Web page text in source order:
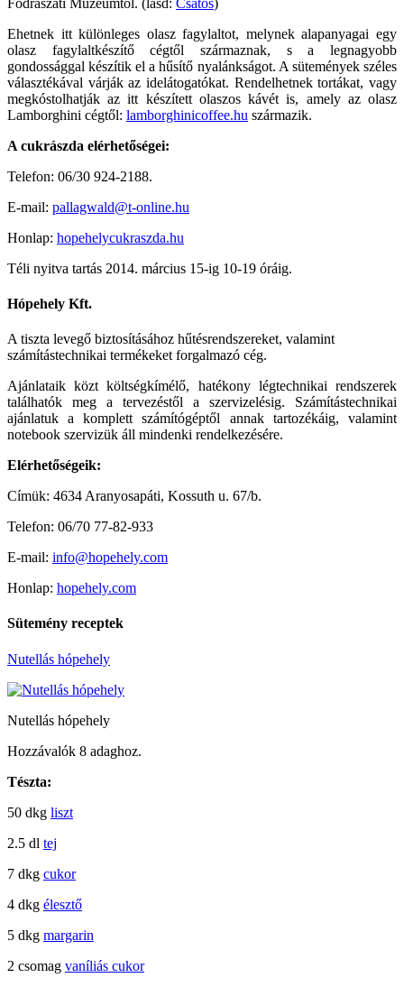
Ehetnek itt különleges olasz fagylaltot, melynek alapanyagai egy
olasz fagylaltkészítő cégtől származnak, s a legnagyobb
gondossággal készítik el a hűsítő nyalánkságot. A sütemények széles
választékával várják az idelátogatókat. Rendelhetnek tortákat, vagy
megkóstolhatják az itt készített olaszos kávét is, amely az olasz
Lamborghini cégtől: lamborghinicoffee.hu származik.
A cukrászda elérhetőségei:
Telefon: 06/30 924-2188.
E-mail: pallagwald@t-online.hu
Honlap: hopehelycukraszda.hu
Téli nyitva tartás 2014. március 15-ig 10-19 óráig.
Hópehely Kft.
A tiszta levegő biztosításához hűtésrendszereket, valamint
számítástechnikai termékeket forgalmazó cég.
Ajánlataik közt költségkímélő, hatékony légtechnikai rendszerek
találhatók meg a tervezéstől a szervizelésig. Számítástechnikai
ajánlatuk a komplett számítógéptől annak tartozékáig, valamint
notebook szervizük áll mindenki rendelkezésére.
Elérhetőségeik:
Címük: 4634 Aranyosapáti, Kossuth u. 67/b.
Telefon: 06/70 77-82-933
E-mail: info@hopehely.com
Honlap: hopehely.com
Sütemény receptek
Nutellás hópehely
Nutellás hópehely
Hozzávalók 8 adaghoz.
Tészta:
50 dkg liszt
2.5 dl tej
7 dkg cukor
4 dkg élesztő
5 dkg margarin
2 csomag vaníliás cukor